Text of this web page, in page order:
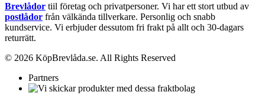
Brevlådor tiil företag och privatpersoner. Vi har ett stort utbud av
postlådor från välkända tillverkare. Personlig och snabb
kundservice. Vi erbjuder dessutom fri frakt på allt och 30-dagars
returrätt.
© 2026 KöpBrevlåda.se. All Rights Reserved
Partners